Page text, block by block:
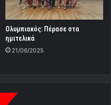
Ολυμπιακός: Πέρασε στα
ημιτελικά
21/06/2025